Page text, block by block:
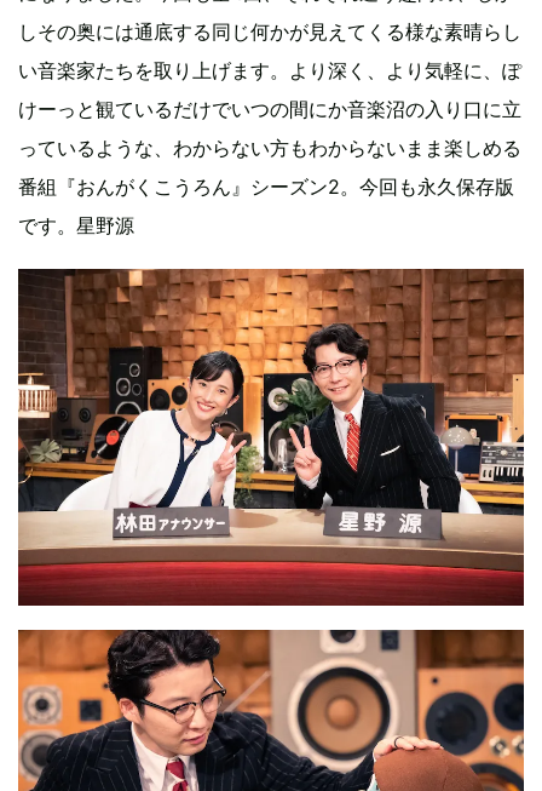
しその奥には通底する同じ何かが見えてくる様な素晴らし
い音楽家たちを取り上げます。より深く、より気軽に、ぽ
けーっと観ているだけでいつの間にか音楽沼の入り口に立
っているような、わからない方もわからないまま楽しめる
番組『おんがくこうろん』シーズン2。今回も永久保存版
です。星野源